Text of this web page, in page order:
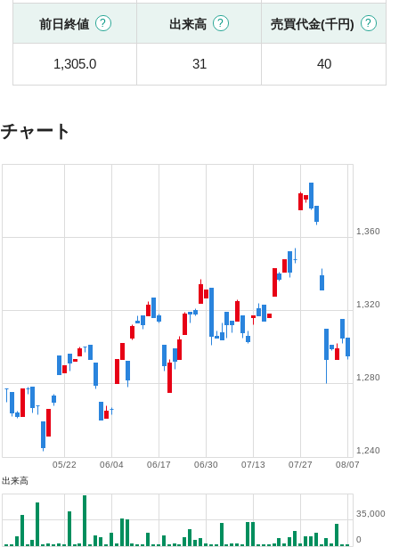
前日終値 出来高 売買代金(千円)
1,305.0 31 40
チャート
08/07
07/27
07/13
06/30
06/17
06/04
05/22
1,240
1,280
1,320
1,360
出来高
0
35,000